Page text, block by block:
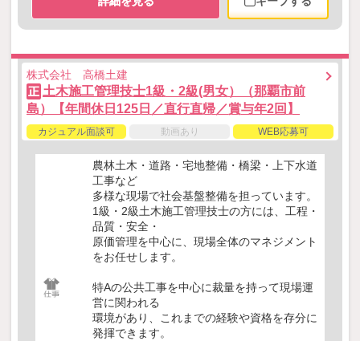
株式会社 高橋土建
正 土木施工管理技士1級・2級(男女）（那覇市前
島）【年間休日125日／直行直帰／賞与年2回】
カジュアル面談可 動画あり WEB応募可
農林土木・道路・宅地整備・橋梁・上下水道
工事など
多様な現場で社会基盤整備を担っています。
1級・2級土木施工管理技士の方には、工程・
品質・安全・
原価管理を中心に、現場全体のマネジメント
をお任せします。
特Aの公共工事を中心に裁量を持って現場運
営に関われる
環境があり、これまでの経験や資格を存分に
発揮できます。